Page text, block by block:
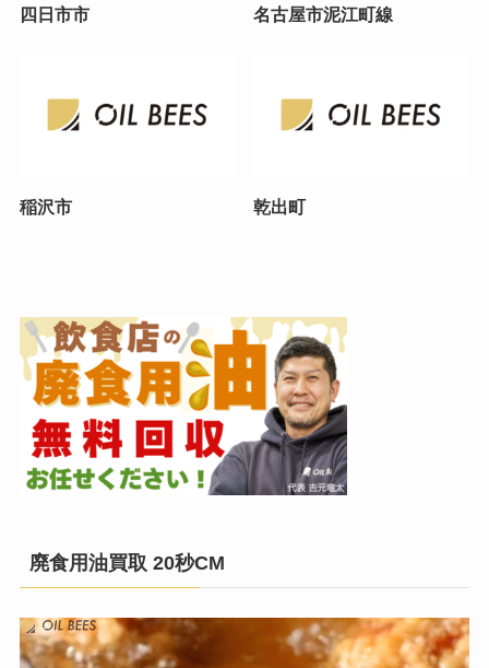
四日市市 名古屋市泥江町線
稲沢市 乾出町
廃食用油買取 20秒CM
動
画